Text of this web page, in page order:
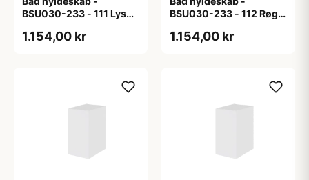
BSU030-233 - 111 Lys
1.154,00 kr
BSU030-233 - 112 Røget
1.154,00 kr